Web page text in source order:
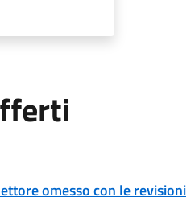
omesso con le revisioni